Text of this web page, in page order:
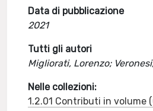
Data di pubblicazione
2021
Tutti gli autori
Migliorati, Lorenzo;
Nelle collezioni:
1.2.01 Contributi in volume